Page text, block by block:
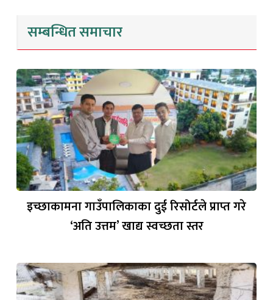
सम्बन्धित समाचार
इच्छाकामना गाउँपालिकाका दुई रिसोर्टले प्राप्त गरे
‘अति उत्तम’ खाद्य स्वच्छता स्तर